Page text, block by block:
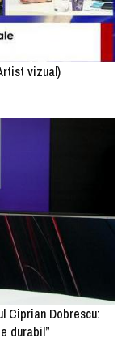
vizual)
Ciprian Dobrescu:
durabil”